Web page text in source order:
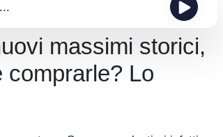
massimi storici,
comprarle? Lo